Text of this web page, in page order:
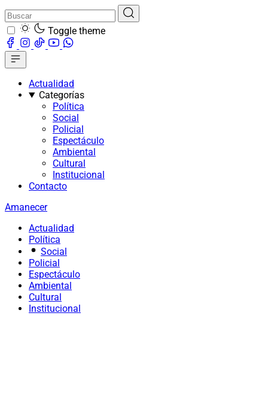
Toggle theme
Actualidad
Categorías
Política
Social
Policial
Espectáculo
Ambiental
Cultural
Institucional
Contacto
Amanecer
Actualidad
Política
Social
Policial
Espectáculo
Ambiental
Cultural
Institucional